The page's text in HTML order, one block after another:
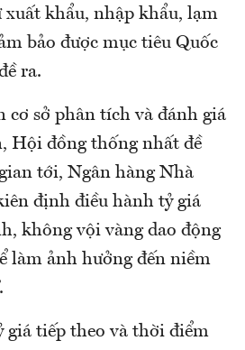
xuất khẩu, nhập khẩu, lạm
bảo được mục tiêu Quốc
ra.
cơ sở phân tích và đánh giá
Hội đồng thống nhất đề
tới, Ngân hàng Nhà
định điều hành tỷ giá
không vội vàng dao động
làm ảnh hưởng đến niềm
giá tiếp theo và thời điểm